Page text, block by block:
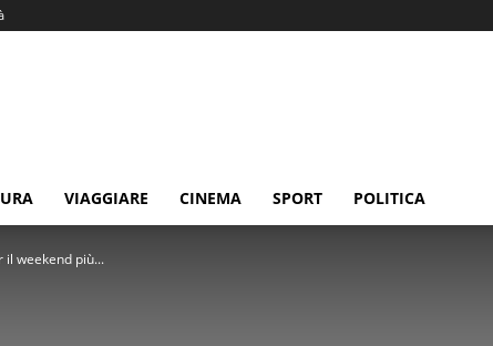
VIAGGIARE CINEMA SPORT POLITICA
il weekend più...